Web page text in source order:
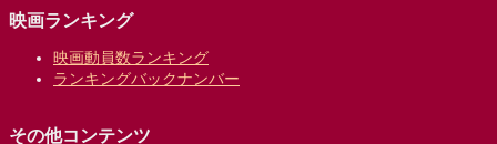
映画ランキング
映画動員数ランキング
ランキングバックナンバー
その他コンテンツ